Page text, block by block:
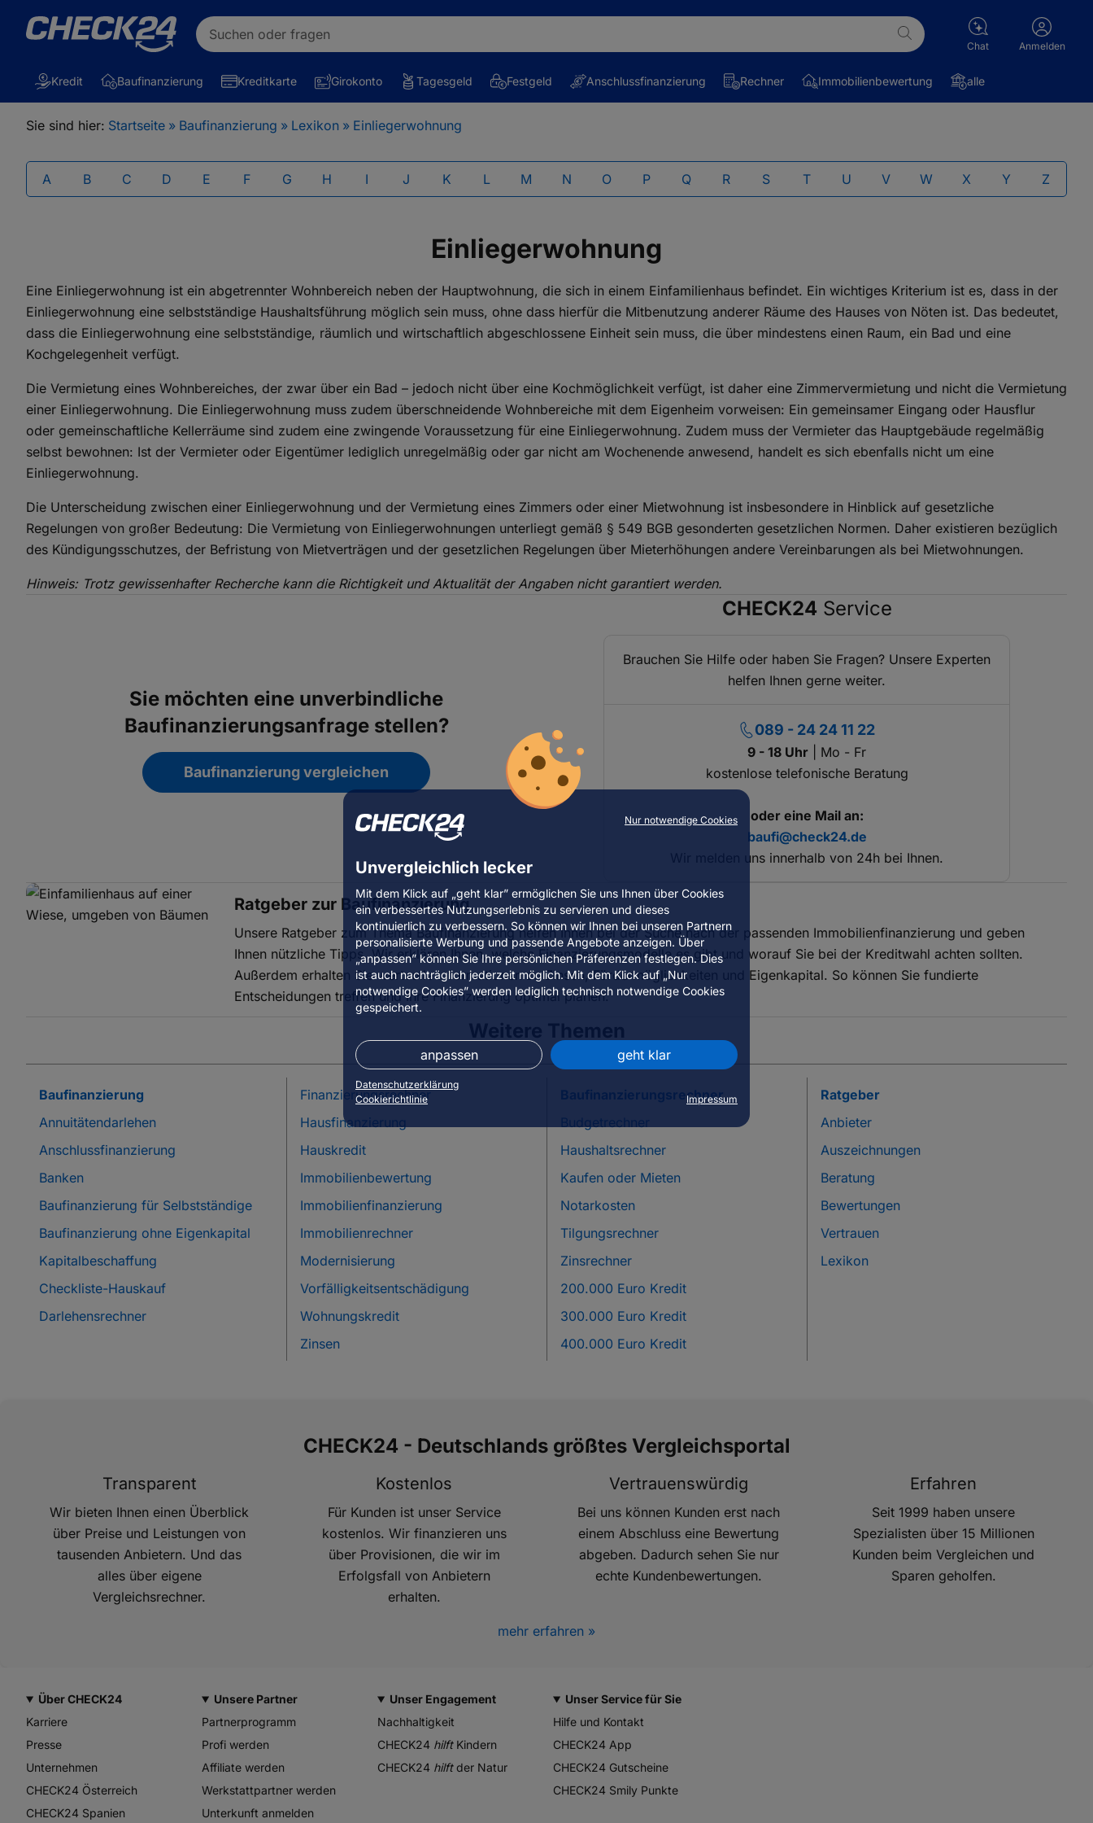
Nur notwendige Cookies
Unvergleichlich lecker
Mit dem Klick auf „geht klar” ermöglichen Sie uns Ihnen über Cookies
ein verbessertes Nutzungserlebnis zu servieren und dieses
kontinuierlich zu verbessern. So können wir Ihnen bei unseren Partnern
personalisierte Werbung und passende Angebote anzeigen. Über
„anpassen” können Sie Ihre persönlichen Präferenzen festlegen. Dies
ist auch nachträglich jederzeit möglich. Mit dem Klick auf „Nur
notwendige Cookies” werden lediglich technisch notwendige Cookies
gespeichert.
anpassen geht klar
Datenschutzerklärung
Cookierichtlinie
Impressum
Suchen oder fragen
Chat Anmelden
Kredit Baufinanzierung Kreditkarte Girokonto Tagesgeld Festgeld Anschlussfinanzierung Rechner Immobilienbewertung alle
Sie sind hier: Startseite » Baufinanzierung » Lexikon » Einliegerwohnung
A B C D E F G H I J K L M N O P Q R S T U V W X Y Z
Einliegerwohnung
Eine Einliegerwohnung ist ein abgetrennter Wohnbereich neben der Hauptwohnung, die sich in einem Einfamilienhaus befindet. Ein wichtiges Kriterium ist es, dass in der
Einliegerwohnung eine selbstständige Haushaltsführung möglich sein muss, ohne dass hierfür die Mitbenutzung anderer Räume des Hauses von Nöten ist. Das bedeutet,
dass die Einliegerwohnung eine selbstständige, räumlich und wirtschaftlich abgeschlossene Einheit sein muss, die über mindestens einen Raum, ein Bad und eine
Kochgelegenheit verfügt.
Die Vermietung eines Wohnbereiches, der zwar über ein Bad – jedoch nicht über eine Kochmöglichkeit verfügt, ist daher eine Zimmervermietung und nicht die Vermietung
einer Einliegerwohnung. Die Einliegerwohnung muss zudem überschneidende Wohnbereiche mit dem Eigenheim vorweisen: Ein gemeinsamer Eingang oder Hausflur
oder gemeinschaftliche Kellerräume sind zudem eine zwingende Voraussetzung für eine Einliegerwohnung. Zudem muss der Vermieter das Hauptgebäude regelmäßig
selbst bewohnen: Ist der Vermieter oder Eigentümer lediglich unregelmäßig oder gar nicht am Wochenende anwesend, handelt es sich ebenfalls nicht um eine
Einliegerwohnung.
Die Unterscheidung zwischen einer Einliegerwohnung und der Vermietung eines Zimmers oder einer Mietwohnung ist insbesondere in Hinblick auf gesetzliche
Regelungen von großer Bedeutung: Die Vermietung von Einliegerwohnungen unterliegt gemäß § 549 BGB gesonderten gesetzlichen Normen. Daher existieren bezüglich
des Kündigungsschutzes, der Befristung von Mietverträgen und der gesetzlichen Regelungen über Mieterhöhungen andere Vereinbarungen als bei Mietwohnungen.
Hinweis: Trotz gewissenhafter Recherche kann die Richtigkeit und Aktualität der Angaben nicht garantiert werden.
Sie möchten eine unverbindliche
Baufinanzierungsanfrage stellen?
Baufinanzierung vergleichen
CHECK24 Service
Brauchen Sie Hilfe oder haben Sie Fragen? Unsere Experten
helfen Ihnen gerne weiter.
089 - 24 24 11 22
9 - 18 Uhr | Mo - Fr
kostenlose telefonische Beratung
oder eine Mail an:
baufi@check24.de
Wir melden uns innerhalb von 24h bei Ihnen.
Ratgeber zur Baufinanzierung
Unsere Ratgeber zum Thema Baufinanzierung helfen Ihnen bei der Suche nach der passenden Immobilienfinanzierung und geben
Ihnen nützliche Tipps. Wir erklären Ihnen, welche Finanzierungsmodelle es gibt und worauf Sie bei der Kreditwahl achten sollten.
Außerdem erhalten Sie wertvolle Informationen zu Zinsen, Fördermöglichkeiten und Eigenkapital. So können Sie fundierte
Entscheidungen treffen und Ihre Finanzierung optimal planen.
Baufinanzierung
Annuitätendarlehen
Anschlussfinanzierung
Banken
Baufinanzierung für Selbstständige
Baufinanzierung ohne Eigenkapital
Kapitalbeschaffung
Checkliste-Hauskauf
Darlehensrechner
Finanzierungsrechner
Hausfinanzierung
Hauskredit
Immobilienbewertung
Immobilienfinanzierung
Immobilienrechner
Modernisierung
Vorfälligkeitsentschädigung
Wohnungskredit
Zinsen
Baufinanzierungsrechner
Budgetrechner
Haushaltsrechner
Kaufen oder Mieten
Notarkosten
Tilgungsrechner
Zinsrechner
200.000 Euro Kredit
300.000 Euro Kredit
400.000 Euro Kredit
Ratgeber
Anbieter
Auszeichnungen
Beratung
Bewertungen
Vertrauen
Lexikon
CHECK24 - Deutschlands größtes Vergleichsportal
Transparent
Wir bieten Ihnen einen Überblick
über Preise und Leistungen von
tausenden Anbietern. Und das
alles über eigene
Vergleichsrechner.
Kostenlos
Für Kunden ist unser Service
kostenlos. Wir finanzieren uns
über Provisionen, die wir im
Erfolgsfall von Anbietern
erhalten.
Vertrauenswürdig
Bei uns können Kunden erst nach
einem Abschluss eine Bewertung
abgeben. Dadurch sehen Sie nur
echte Kundenbewertungen.
Erfahren
Seit 1999 haben unsere
Spezialisten über 15 Millionen
Kunden beim Vergleichen und
Sparen geholfen.
mehr erfahren »
Über CHECK24
Karriere
Presse
Unternehmen
CHECK24 Österreich
CHECK24 Spanien
Unsere Partner
Partnerprogramm
Profi werden
Affiliate werden
Werkstattpartner werden
Unterkunft anmelden
Unser Engagement
Nachhaltigkeit
CHECK24 hilftKindern
CHECK24 hilftder Natur
Unser Service für Sie
Hilfe und Kontakt
CHECK24 App
CHECK24 Gutscheine
CHECK24 Smily Punkte